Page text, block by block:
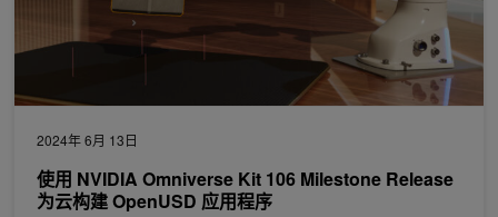
2024年 6月 13日
使用 NVIDIA Omniverse Kit 106 Milestone Release
为云构建 OpenUSD 应用程序